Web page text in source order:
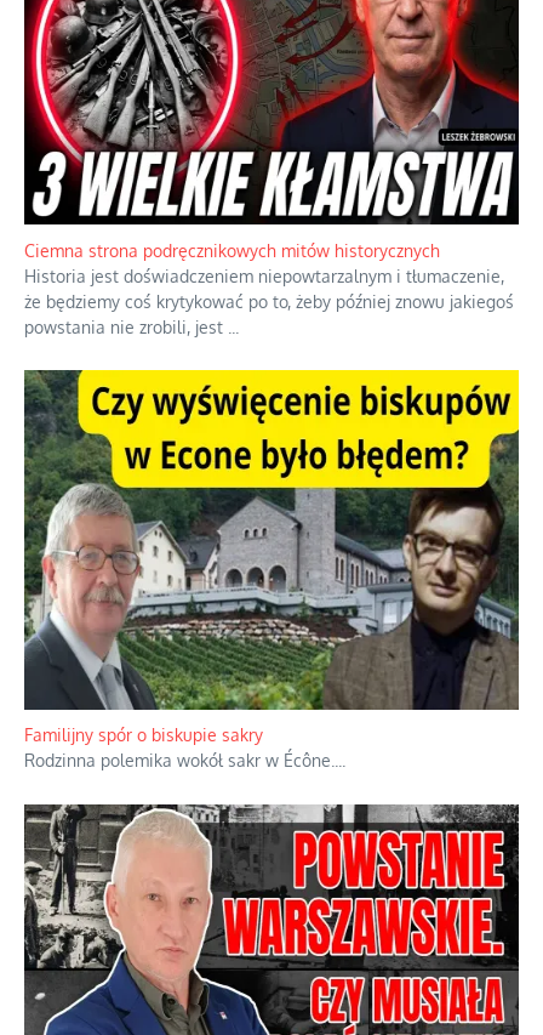
Szlachetna duma z historycznego braku rozsądku
Jednym z dziedzictw polskiej kontrreformacji jest skłonność do
oceniania wszystkiego w kategoriach moralnych, w tym
również polityki międzynarodowej, a...
Ciemna strona podręcznikowych mitów historycznych
Historia jest doświadczeniem niepowtarzalnym i tłumaczenie,
że będziemy coś krytykować po to, żeby później znowu jakiegoś
powstania nie zrobili, jest...